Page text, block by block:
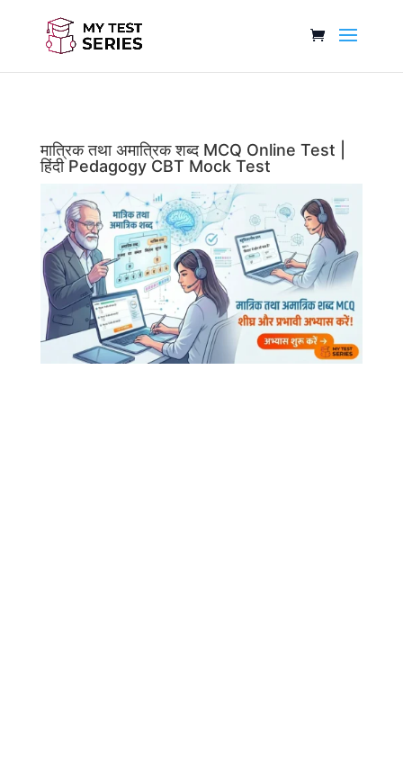
मात्रिक तथा अमात्रिक शब्द MCQ Online Test |
हिंदी Pedagogy CBT Mock Test